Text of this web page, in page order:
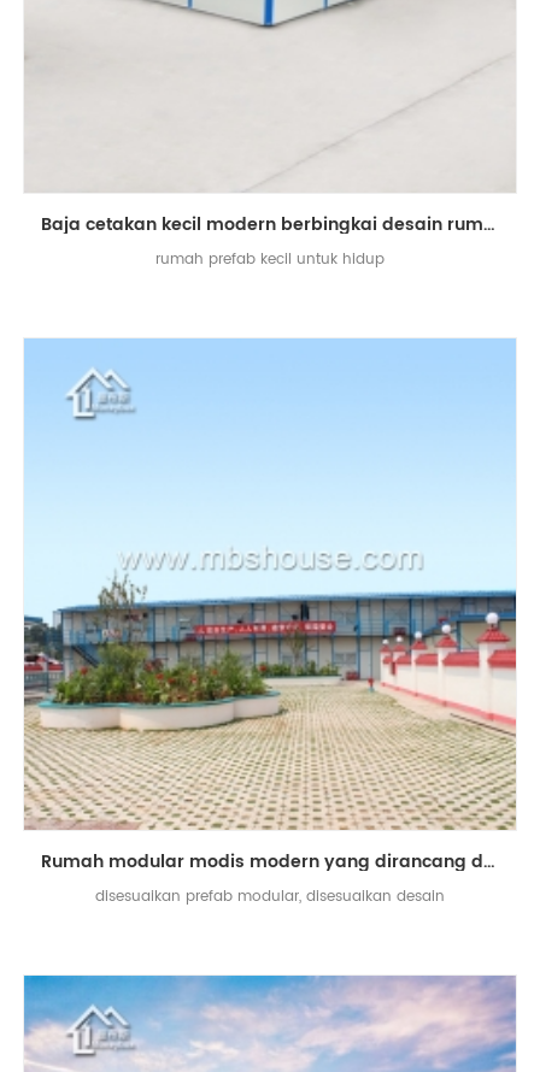
Baja cetakan kecil modern berbingkai desain rumah kecil di rumah prefab
rumah prefab kecil untuk hidup
Rumah modular modis modern yang dirancang dengan modis
disesuaikan prefab modular, disesuaikan desain